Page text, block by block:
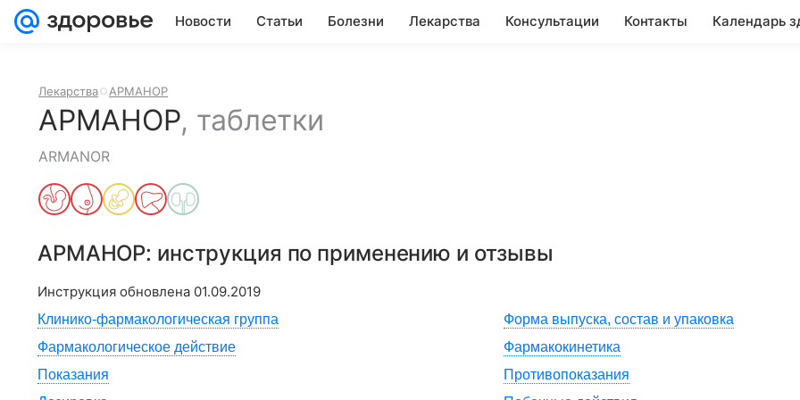
Новости Статьи Болезни Лекарства Консультации Контакты Календарь
Лекарства АРМАНОР
АРМАНОР, таблетки
ARMANOR
АРМАНОР: инструкция по применению и отзывы
Инструкция обновлена 01.09.2019
Клинико-фармакологическая группа
Форма выпуска, состав и упаковка
Фармакологическое действие
Фармакокинетика
Показания
Противопоказания